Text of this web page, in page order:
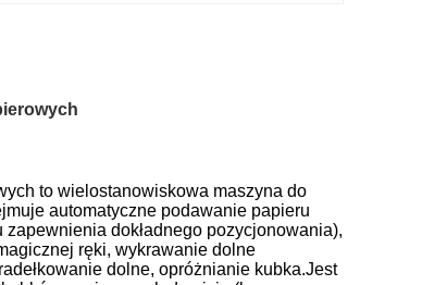
to wielostanowiskowa maszyna do
automatyczne podawanie papieru
dokładnego pozycjonowania),
ręki, wykrawanie dolne
dolne, opróżnianie kubka.Jest